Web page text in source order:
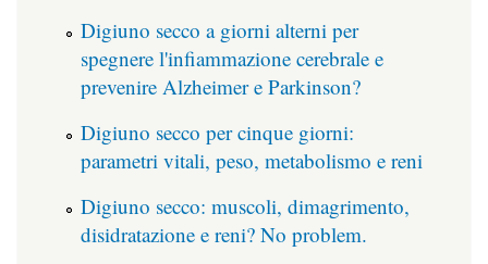
Digiuno secco a giorni alterni per
spegnere l'infiammazione cerebrale e
prevenire Alzheimer e Parkinson?
Digiuno secco per cinque giorni:
parametri vitali, peso, metabolismo e reni
Digiuno secco: muscoli, dimagrimento,
disidratazione e reni? No problem.